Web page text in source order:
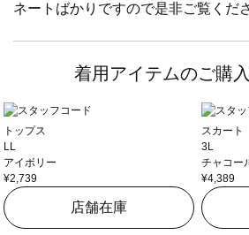
ネートばかりですので是非ご覧くだ
着用アイテムのご購
トップス
LL
アイボリー
¥2,739
店舗在庫
スカート
3L
チャコー
¥4,389